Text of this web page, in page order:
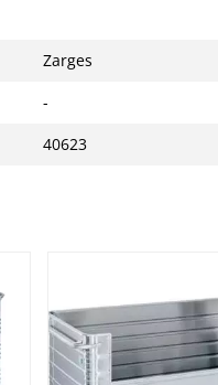
Zarges
-
40623